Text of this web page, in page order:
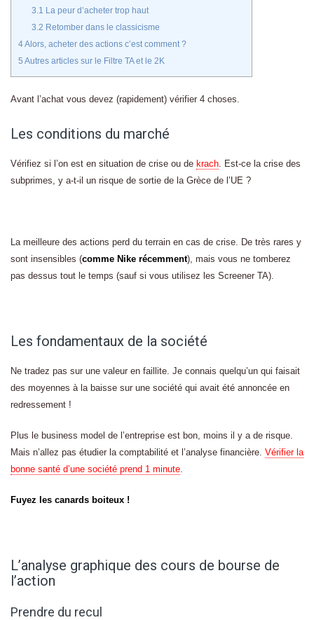
3.1 La peur d’acheter trop haut
3.2 Retomber dans le classicisme
4Alors, acheter des actions c’est comment ?
5 Autres articles sur le Filtre TA et le 2K
Avant l’achat vous devez (rapidement) vérifier 4 choses.
Les conditions du marché
Vérifiez si l’on est en situation de crise ou de krach. Est-ce la crise des
subprimes, y a-t-il un risque de sortie de la Grèce de l’UE ?
La meilleure des actions perd du terrain en cas de crise. De très rares y
sont insensibles (comme Nike récemment), mais vous ne tomberez
pas dessus tout le temps (sauf si vous utilisez les Screener TA).
Les fondamentaux de la société
Ne tradez pas sur une valeur en faillite. Je connais quelqu’un qui faisait
des moyennes à la baisse sur une société qui avait été annoncée en
redressement !
Plus le business model de l’entreprise est bon, moins il y a de risque.
Mais n’allez pas étudier la comptabilité et l’analyse financière. Vérifier la
bonne santé d’une société prend 1 minute.
Fuyez les canards boiteux !
L’analyse graphique des cours de bourse de
l’action
Prendre du recul